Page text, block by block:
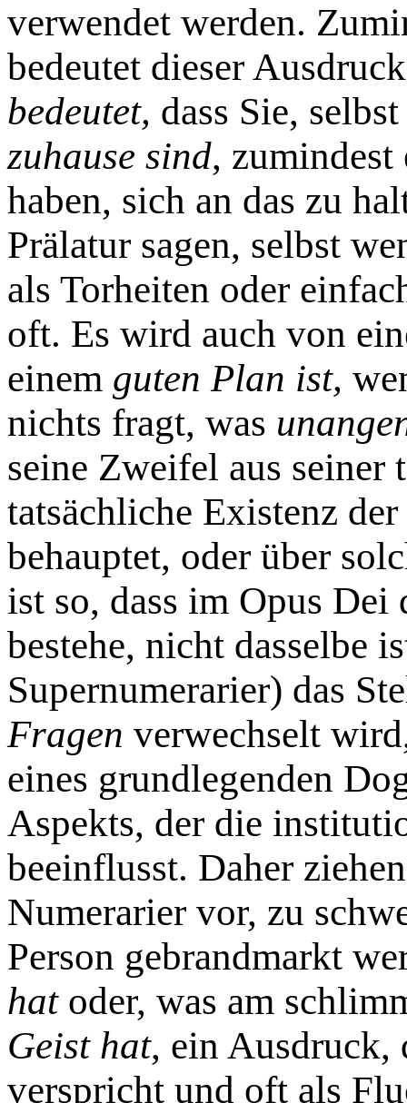
verwendet werden.
bedeutet dieser
bedeutet, dass Sie,
zuhause sind, zumindest
haben, sich an das zu
Prälatur sagen, selbst
als Torheiten oder
oft. Es wird auch von
einem guten Plan ist,
nichts fragt, was
seine Zweifel aus
tatsächliche Existenz
behauptet, oder über
ist so, dass im Opus
bestehe, nicht dasselbe
Supernumerarier) das
Fragen verwechselt
eines grundlegenden
Aspekts, der die
beeinflusst. Daher
Numerarier vor, zu
Person gebrandmarkt
hatoder, was am
Geist hat, ein Ausdruck,
verspricht und oft als